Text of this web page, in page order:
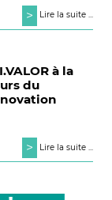
>
Lire la suite ...
à la
du
> Lire la suite ...